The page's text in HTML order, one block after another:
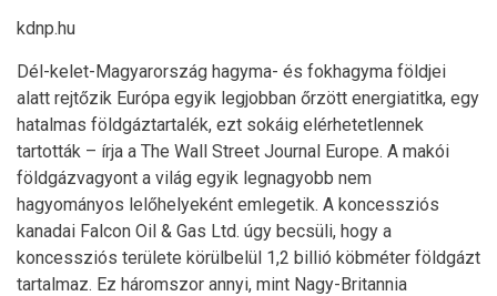
kdnp.hu
Dél-kelet-Magyarország hagyma- és fokhagyma földjei
alatt rejtőzik Európa egyik legjobban őrzött energiatitka, egy
hatalmas földgáztartalék, ezt sokáig elérhetetlennek
tartották – írja a The Wall Street Journal Europe. A makói
földgázvagyont a világ egyik legnagyobb nem
hagyományos lelőhelyeként emlegetik. A koncessziós
kanadai Falcon Oil & Gas Ltd. úgy becsüli, hogy a
koncessziós területe körülbelül 1,2 billió köbméter földgázt
tartalmaz. Ez háromszor annyi, mint Nagy-Britannia